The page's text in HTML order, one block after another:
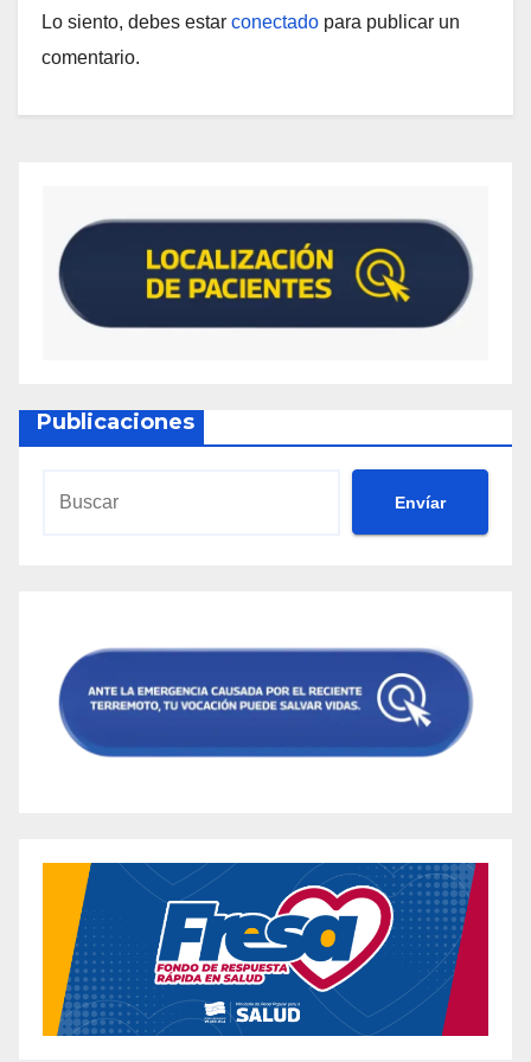
Lo siento, debes estar conectado para publicar un
comentario.
Publicaciones
Envíar